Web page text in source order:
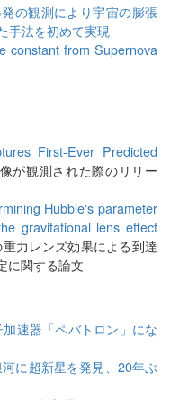
の観測により宇宙の膨張
手法を初めて実現
constant from Supernova
First-Ever Predicted
が観測された際のリリー
Hubble's parameter
gravitational lens effect
力レンズ効果による到達
に関する論文
速器「ペバトロン」にな
に超新星を発見、20年ぶ